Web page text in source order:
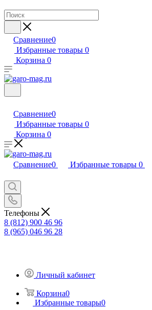
Сравнение0
Избранные товары 0
Корзина 0
Сравнение0
Избранные товары 0
Корзина 0
Сравнение0 Избранные товары 0
Телефоны
8 (812) 900 46 96
8 (965) 046 96 28
Личный кабинет
Корзина0
Избранные товары0